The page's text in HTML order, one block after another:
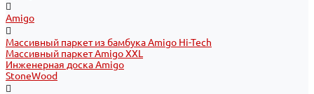
Amigo
Массивный паркет из бамбука Amigo Hi-Tech
Массивный паркет Amigo XXL
Инженерная доска Amigo
StoneWood